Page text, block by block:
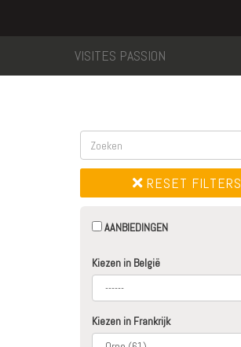
VISITES PASSION
RESET FILTERS
AANBIEDINGEN
Kiezen in België
Kiezen in Frankrijk